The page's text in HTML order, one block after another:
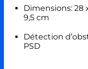
Dimensions: 28
9,5 cm
Détection
PSD